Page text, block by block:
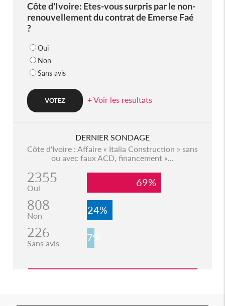
Côte d'Ivoire: Etes-vous surpris par le non-
renouvellement du contrat de Emerse Faé
?
Oui
Non
Sans avis
+ Voir les resultats
DERNIER SONDAGE
Côte d'Ivoire : Affaire « Italia Construction » sans
ou avec faux ACD, financement «...
2355
Oui 69%
808
Non 24%
226
Sans avis 7%